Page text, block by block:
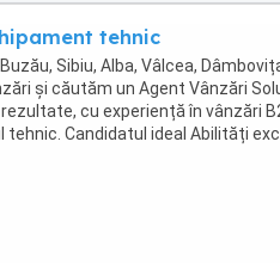
tehnic
Sibiu, Alba, Vâlcea,
și căutăm un Agent Vânzări
cu experiență în vânzări
Candidatul ideal Abilități
Capacitate ...